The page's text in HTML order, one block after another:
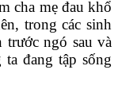
cha mẹ đau khổ
trong các sinh
ngó sau và
đang tập sống